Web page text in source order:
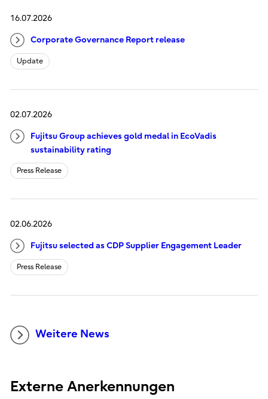
16.07.2026
Corporate Governance Report release
Update
02.07.2026
Fujitsu Group achieves gold medal in EcoVadis
sustainability rating
Press Release
02.06.2026
Fujitsu selected as CDP Supplier Engagement Leader
Press Release
Weitere News
Externe Anerkennungen